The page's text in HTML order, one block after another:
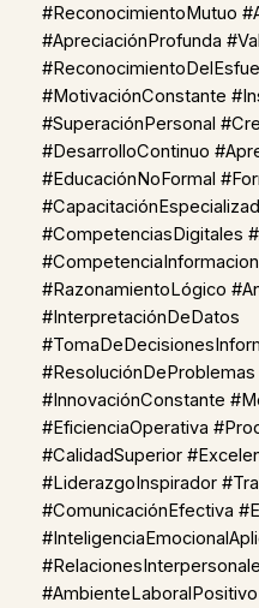
#ReconocimientoMutuo
#ApreciaciónProfunda
#MotivaciónConstante
#SuperaciónPersonal
#DesarrolloContinuo
#EducaciónNoFormal
#CompetenciasDigitales
#RazonamientoLógico
#InterpretaciónDeDatos
#InnovaciónConstante
#EficienciaOperativa
#CalidadSuperior
#LiderazgoInspirador
#ComunicaciónEfectiva
#AmbienteLaboralPositivo